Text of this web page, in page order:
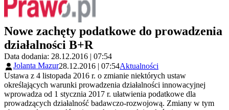
Nowe zachęty podatkowe do prowadzenia
działalności B+R
Data dodania: 28.12.2016 | 07:54
Jolanta Mazur28.12.2016 | 07:54Aktualności
Ustawa z 4 listopada 2016 r. o zmianie niektórych ustaw
określających warunki prowadzenia działalności innowacyjnej
wprowadza od 1 stycznia 2017 r. ułatwienia podatkowe dla
prowadzących działalność badawczo-rozwojową. Zmiany w tym